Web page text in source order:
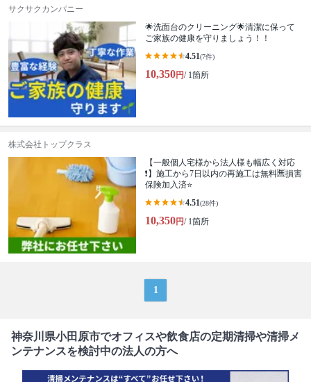
サクサクカンパニー
🌟洗面台のクリーニング🌟清潔に保って
ご家族の健康を守りましょう！！
4.51(7件)
10,350円/ 1箇所
株式会社トップクラス
【一般個人宅様から法人様も幅広く対応
❗️】施工から7日以内の再施工は無料🈚️損害
保険加入済⭐️
4.51(28件)
10,350円/ 1箇所
1
神奈川県小田原市でオフィスや飲食店の定期清掃や清掃メ
ンテナンスを検討中の法人の方へ